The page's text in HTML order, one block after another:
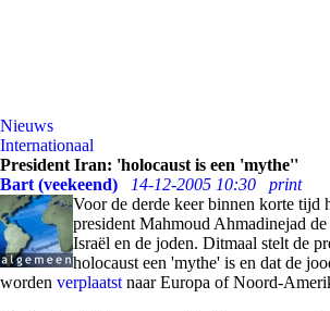
Nieuws
Internationaal
President Iran: 'holocaust is een 'mythe''
Bart (veekeend)
14-12-2005 10:30
print
Voor de derde keer binnen korte tijd
president Mahmoud Ahmadinejad
Israël en de joden. Ditmaal stelt de
holocaust een 'mythe' is en dat de
worden verplaatst naar Europa of Noord-